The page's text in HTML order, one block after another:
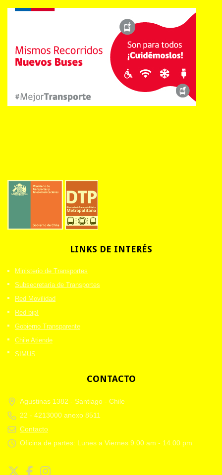
LINKS DE INTERÉS
Ministerio de Transportes
Subsecretaría de Transportes
Red Movilidad
Red bip!
Gobierno Transparente
Chile Atiende
SIMUS
CONTACTO
Agustinas 1382 - Santiago - Chile
22 - 4213000 anexo 8511
Contacto
Oficina de partes: Lunes a Viernes 9.00 am - 14.00 pm